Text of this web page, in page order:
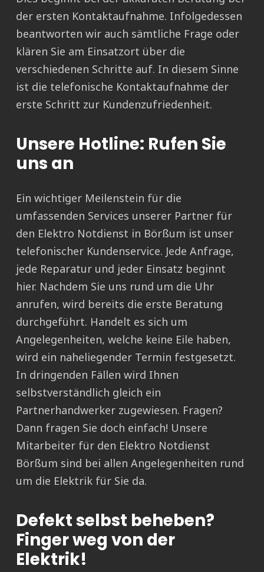
der ersten Kontaktaufnahme. Infolgedessen
beantworten wir auch sämtliche Frage oder
klären Sie am Einsatzort über die
verschiedenen Schritte auf. In diesem Sinne
ist die telefonische Kontaktaufnahme der
erste Schritt zur Kundenzufriedenheit.
Unsere Hotline: Rufen Sie
uns an
Ein wichtiger Meilenstein für die
umfassenden Services unserer Partner für
den Elektro Notdienst in Börßum ist unser
telefonischer Kundenservice. Jede Anfrage,
jede Reparatur und jeder Einsatz beginnt
hier. Nachdem Sie uns rund um die Uhr
anrufen, wird bereits die erste Beratung
durchgeführt. Handelt es sich um
Angelegenheiten, welche keine Eile haben,
wird ein naheliegender Termin festgesetzt.
In dringenden Fällen wird Ihnen
selbstverständlich gleich ein
Partnerhandwerker zugewiesen. Fragen?
Dann fragen Sie doch einfach! Unsere
Mitarbeiter für den Elektro Notdienst
Börßum sind bei allen Angelegenheiten rund
um die Elektrik für Sie da.
Defekt selbst beheben?
Finger weg von der
Elektrik!